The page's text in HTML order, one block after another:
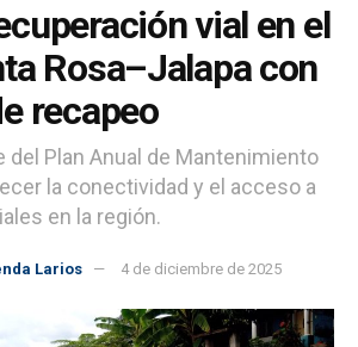
vial en el
Rosa–Jalapa con
recapeo
del Plan Anual de Mantenimiento
la conectividad y el acceso a
en la región.
Larios 4 de diciembre de 2025